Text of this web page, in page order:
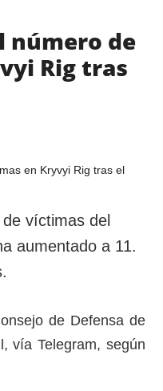
número de
Rig tras
víctimas del
aumentado a 11.
de Defensa de
vía Telegram, según